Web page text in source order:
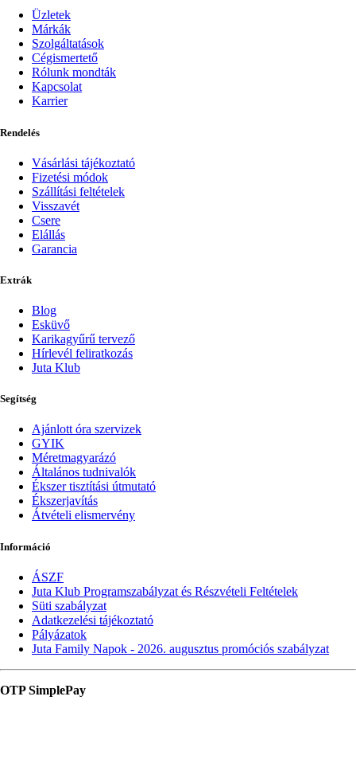
Üzletek
Márkák
Szolgáltatások
Cégismertető
Rólunk mondták
Kapcsolat
Karrier
Rendelés
Vásárlási tájékoztató
Fizetési módok
Szállítási feltételek
Visszavét
Csere
Elállás
Garancia
Extrák
Blog
Esküvő
Karikagyűrű tervező
Hírlevél feliratkozás
Juta Klub
Segítség
Ajánlott óra szervizek
GYIK
Méretmagyarázó
Általános tudnivalók
Ékszer tisztítási útmutató
Ékszerjavítás
Átvételi elismervény
Információ
ÁSZF
Juta Klub Programszabályzat és Részvételi Feltételek
Süti szabályzat
Adatkezelési tájékoztató
Pályázatok
Juta Family Napok - 2026. augusztus promóciós szabályzat
OTP SimplePay